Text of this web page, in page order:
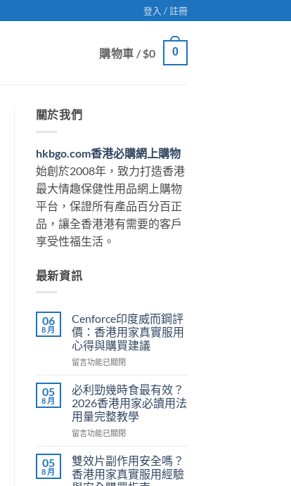
登入 / 註冊
購物車 /$0 0
關於我們
hkbgo.com香港必購網上購物
始創於2008年，致力打造香港
最大情趣保健性用品網上購物
平台，保證所有產品百分百正
品，讓全香港港有需要的客戶
享受性福生活。
最新資訊
06
8 月
Cenforce印度威而鋼評
價：香港用家真實服用
心得與購買建議
在
印
度
威
而
鋼
價：
香
港
留言功能已關閉
05
8 月
必利勁幾時食最有效？
2026香港用家必讀用法
用量完整教學
在
利
勁
幾
留言功能已關閉
05
8 月
雙效片副作用安全嗎？
香港用家真實服用經驗